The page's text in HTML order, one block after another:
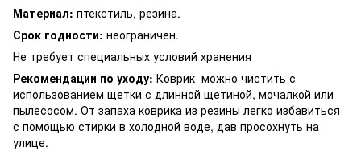
Материал: птекстиль, резина.
Срок годности: неограничен.
Не требует специальных условий хранения
Рекомендации по уходу: Коврик можно чистить с
использованием щетки с длинной щетиной, мочалкой или
пылесосом. От запаха коврика из резины легко избавиться
с помощью стирки в холодной воде, дав просохнуть на
улице.